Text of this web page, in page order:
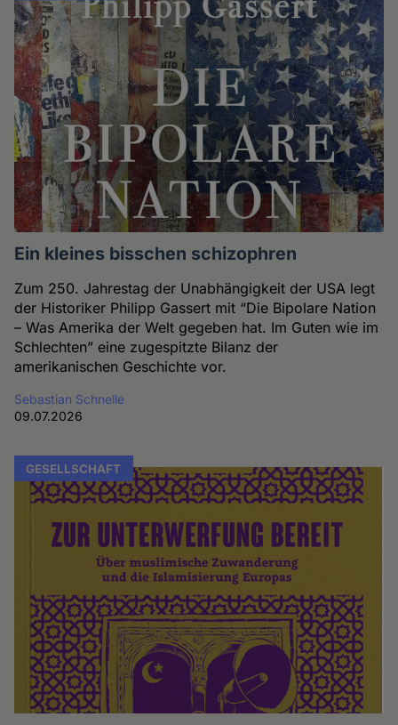
Ein kleines bisschen schizophren
Zum 250. Jahrestag der Unabhängigkeit der USA legt
der Historiker Philipp Gassert mit “Die Bipolare Nation
– Was Amerika der Welt gegeben hat. Im Guten wie im
Schlechten” eine zugespitzte Bilanz der
amerikanischen Geschichte vor.
Sebastian Schnelle
09.07.2026
GESELLSCHAFT